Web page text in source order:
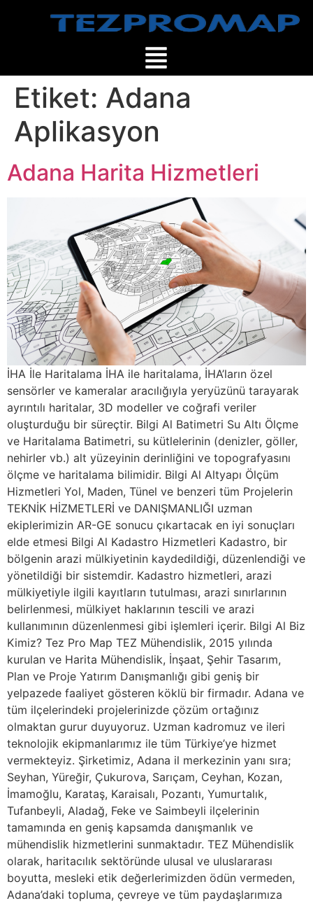
Etiket: Adana
Aplikasyon
Adana Harita Hizmetleri
İHA İle Haritalama İHA ile haritalama, İHA’ların özel
sensörler ve kameralar aracılığıyla yeryüzünü tarayarak
ayrıntılı haritalar, 3D modeller ve coğrafi veriler
oluşturduğu bir süreçtir. Bilgi Al Batimetri Su Altı Ölçme
ve Haritalama Batimetri, su kütlelerinin (denizler, göller,
nehirler vb.) alt yüzeyinin derinliğini ve topografyasını
ölçme ve haritalama bilimidir. Bilgi Al Altyapı Ölçüm
Hizmetleri Yol, Maden, Tünel ve benzeri tüm Projelerin
TEKNİK HİZMETLERİ ve DANIŞMANLIĞI uzman
ekiplerimizin AR-GE sonucu çıkartacak en iyi sonuçları
elde etmesi Bilgi Al Kadastro Hizmetleri Kadastro, bir
bölgenin arazi mülkiyetinin kaydedildiği, düzenlendiği ve
yönetildiği bir sistemdir. Kadastro hizmetleri, arazi
mülkiyetiyle ilgili kayıtların tutulması, arazi sınırlarının
belirlenmesi, mülkiyet haklarının tescili ve arazi
kullanımının düzenlenmesi gibi işlemleri içerir. Bilgi Al Biz
Kimiz? Tez Pro Map TEZ Mühendislik, 2015 yılında
kurulan ve Harita Mühendislik, İnşaat, Şehir Tasarım,
Plan ve Proje Yatırım Danışmanlığı gibi geniş bir
yelpazede faaliyet gösteren köklü bir firmadır. Adana ve
tüm ilçelerindeki projelerinizde çözüm ortağınız
olmaktan gurur duyuyoruz. Uzman kadromuz ve ileri
teknolojik ekipmanlarımız ile tüm Türkiye’ye hizmet
vermekteyiz. Şirketimiz, Adana il merkezinin yanı sıra;
Seyhan, Yüreğir, Çukurova, Sarıçam, Ceyhan, Kozan,
İmamoğlu, Karataş, Karaisalı, Pozantı, Yumurtalık,
Tufanbeyli, Aladağ, Feke ve Saimbeyli ilçelerinin
tamamında en geniş kapsamda danışmanlık ve
mühendislik hizmetlerini sunmaktadır. TEZ Mühendislik
olarak, haritacılık sektöründe ulusal ve uluslararası
boyutta, mesleki etik değerlerimizden ödün vermeden,
Adana’daki topluma, çevreye ve tüm paydaşlarımıza